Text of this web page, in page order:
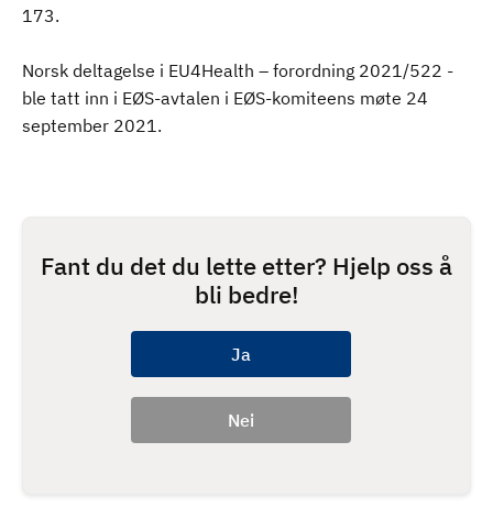
173.
Norsk deltagelse i EU4Health – forordning 2021/522 -
ble tatt inn i EØS-avtalen i EØS-komiteens møte 24
september 2021.
Fant du det du lette etter? Hjelp oss å
bli bedre!